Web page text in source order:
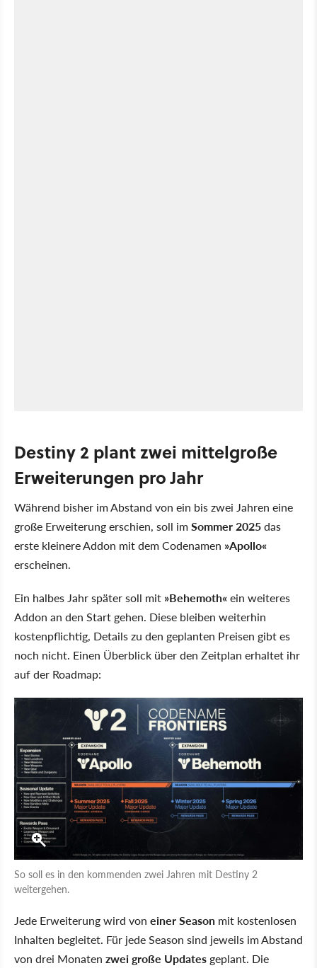
Destiny 2 plant zwei mittelgroße
Erweiterungen pro Jahr
Während bisher im Abstand von ein bis zwei Jahren eine
große Erweiterung erschien, soll imSommer 2025das
erste kleinere Addon mit dem Codenamen »Apollo«
erscheinen.
Ein halbes Jahr später soll mit »Behemoth«ein weiteres
Addon an den Start gehen. Diese bleiben weiterhin
kostenpflichtig, Details zu den geplanten Preisen gibt es
noch nicht. Einen Überblick über den Zeitplan erhaltet ihr
auf der Roadmap:
So soll es in den kommenden zwei Jahren mit Destiny 2
weitergehen.
Jede Erweiterung wird von einer Season mit kostenlosen
Inhalten begleitet. Für jede Season sind jeweils im Abstand
von drei Monaten zwei große Updates geplant. Die